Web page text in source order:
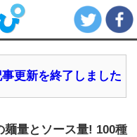
更新を終了しました
麺量とソース量! 100種